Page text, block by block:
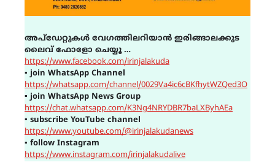
അപ്ഡേറ്റുകൾ വേഗത്തിലറിയാൻ ഇരിങ്ങാലക്കുട
ലൈവ് ഫോളോ ചെയ്യൂ …
https://www.facebook.com/irinjalakuda
▪ join WhatsApp Channel
https://whatsapp.com/channel/0029Va4ic6cBKfhytWZQed3O
▪ join WhatsApp News Group
https://chat.whatsapp.com/K3Ng4NRYDBR7baLXByhAEa
▪ subscribe YouTube channel
https://www.youtube.com/@irinjalakudanews
▪ follow Instagram
https://www.instagram.com/irinjalakudalive